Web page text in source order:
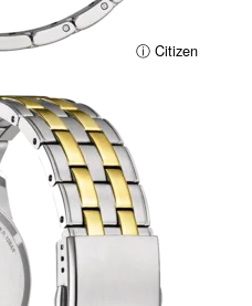
ⓘ Citizen